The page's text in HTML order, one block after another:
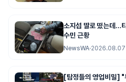
소지섭 딸로 떴는데…
수민 근황
NewsWA·2026.08.07
[탐정들의 영업비밀] "